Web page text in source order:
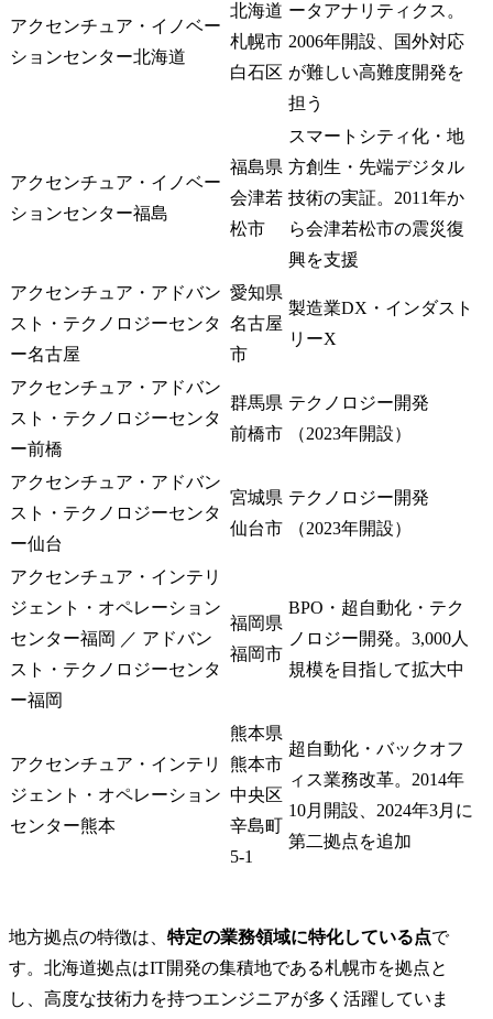
アクセンチュア・イノベー
ションセンター北海道
北海道
札幌市
白石区
ータアナリティクス。
2006年開設、国外対応
が難しい高難度開発を
担う
アクセンチュア・イノベー
ションセンター福島
福島県
会津若
松市
スマートシティ化・地
方創生・先端デジタル
技術の実証。2011年か
ら会津若松市の震災復
興を支援
アクセンチュア・アドバン
スト・テクノロジーセンタ
ー名古屋
愛知県
名古屋
市
製造業DX・インダスト
リーX
アクセンチュア・アドバン
スト・テクノロジーセンタ
ー前橋
群馬県
前橋市
テクノロジー開発
（2023年開設）
アクセンチュア・アドバン
スト・テクノロジーセンタ
ー仙台
宮城県
仙台市
テクノロジー開発
（2023年開設）
アクセンチュア・インテリ
ジェント・オペレーション
センター福岡 ／ アドバン
スト・テクノロジーセンタ
ー福岡
福岡県
福岡市
BPO・超自動化・テク
ノロジー開発。3,000人
規模を目指して拡大中
アクセンチュア・インテリ
ジェント・オペレーション
センター熊本
熊本県
熊本市
中央区
辛島町
5-1
超自動化・バックオフ
ィス業務改革。2014年
10月開設、2024年3月に
第二拠点を追加
地方拠点の特徴は、 特定の業務領域に特化している点で
す。北海道拠点はIT開発の集積地である札幌市を拠点と
し、高度な技術力を持つエンジニアが多く活躍していま